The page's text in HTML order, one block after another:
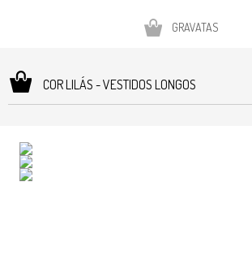
GRAVATAS
COR LILÁS - VESTIDOS LONGOS